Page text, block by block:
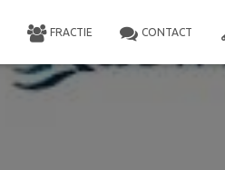
FRACTIE CONTACT